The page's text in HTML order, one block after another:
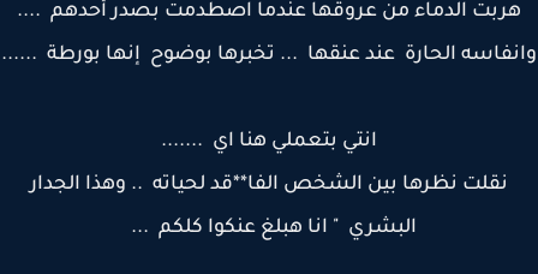
الدماء من عروقها عندما اصطدمت بصدر أحدهم ....
الحارة عند عنقها ... تخبرها بوضوح إنها بورطة ......
انتي بتعملي هنا اي .......
نقلت نظرها بين الشخص الفا**قد لحياته .. وهذا الجدار
البشري " انا هبلغ عنكوا كلكم ...